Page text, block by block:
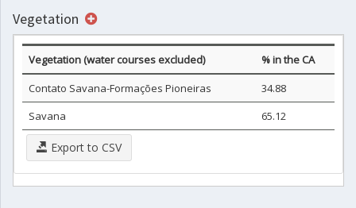
Vegetation
Vegetation (water courses excluded)
% in the CA
Contato Savana-Formações Pioneiras
34.88
Savana
65.12
Export to CSV